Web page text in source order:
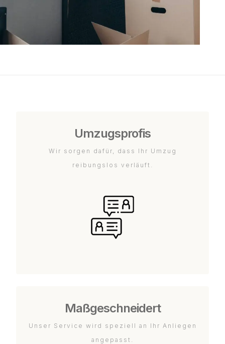
Umzugsprofis
Wir sorgen dafür, dass Ihr Umzug
reibungslos verläuft.
Maßgeschneidert
Unser Service wird speziell an Ihr Anliegen
angepasst.